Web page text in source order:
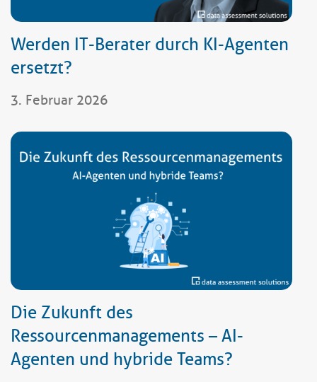
Werden IT-Berater durch KI-Agenten
ersetzt?
3. Februar 2026
Die Zukunft des
Ressourcenmanagements – AI-
Agenten und hybride Teams?